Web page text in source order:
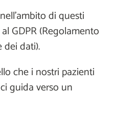
di questi
GDPR (Regolamento
dei dati).
che i nostri pazienti
guida verso un